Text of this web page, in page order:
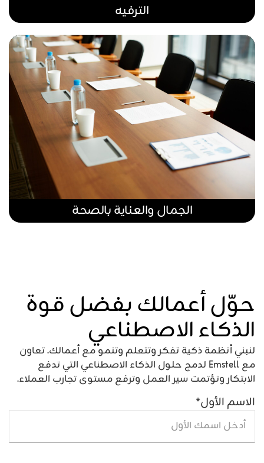
الترفيه
الجمال والعناية بالصحة
حوّل أعمالك بفضل قوة
الذكاء الاصطناعي
لنبني أنظمة ذكية تفكر وتتعلم وتنمو مع أعمالك. تعاون
مع Emstell لدمج حلول الذكاء الاصطناعي التي تدفع
الابتكار وتؤتمت سير العمل وترفع مستوى تجارب العملاء.
الاسم الأول*